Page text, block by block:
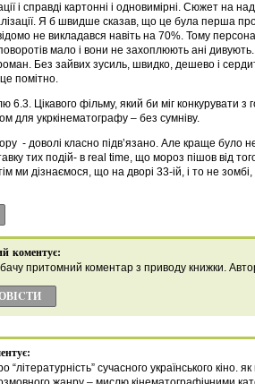
і справді картонні і одновимірні. Сюжет на
Я б швидше сказав, що це була перша
не викладався навіть на 70%. Тому
мало і вони не захоплюють ані
Без зайвих зусиль, швидко, дешево і
помітно.
6.3. Цікавого фільму, який би міг конкурувати з
для укркінематографу – без сумніву.
- доволі класно підв’язано. Але краще було
тих подій- в real time, що мороз пішов від
ми дізнаємося, що на дворі 33-ій, і то не
коментує:
притомний коментар з приводу книжки.
сучасного українського кіно.